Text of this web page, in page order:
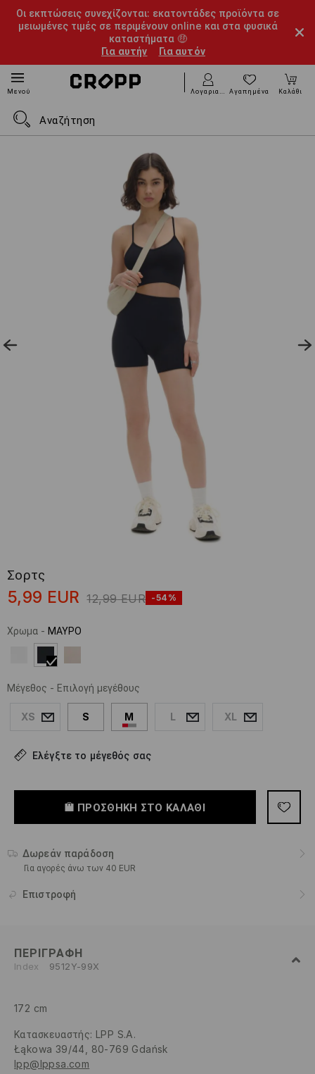
Οι εκπτώσεις συνεχίζονται: εκατοντάδες προϊόντα σε
μειωμένες τιμές σε περιμένουν online και στα φυσικά
καταστήματα 🤑
Για αυτήν
Για αυτόν
Μενού ΛογαριασμόςΑγαπημένα Καλάθι
Σορτς
5,99 EUR 12,99 EUR -54%
Χρωμα - ΜΑΥΡΟ
Μέγεθος - Επιλογή μεγέθους
XS S M L XL
Ελέγξτε το μέγεθός σας
ΠΡΟΣΘΉΚΗ ΣΤΟ ΚΑΛΆΘΙ
Δωρεάν παράδοση
Για αγορές άνω των 40 EUR
Επιστροφή
ΠΕΡΙΓΡΑΦΉ
Index 9512Y-99X
172 cm
Κατασκευαστής: LPP S.A.
Łąkowa 39/44, 80-769 Gdańsk
lpp@lppsa.com